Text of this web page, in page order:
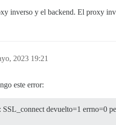
inverso y el backend. El proxy
2023 19:21
este error:
devuelto=1 errno=0